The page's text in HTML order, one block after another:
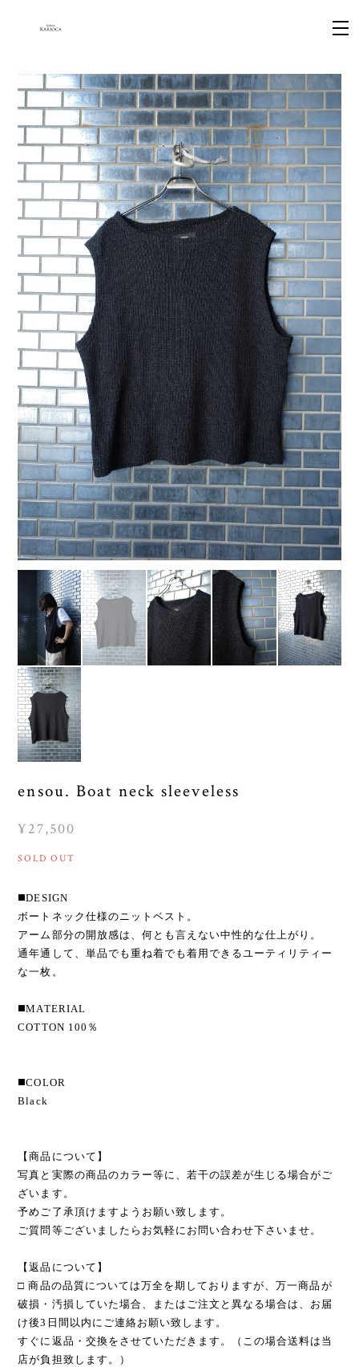
ensou. Boat neck sleeveless
¥27,500
SOLD OUT
◼️DESIGN
ボートネック仕様のニットベスト。
アーム部分の開放感は、何とも言えない中性的な仕上がり。
通年通して、単品でも重ね着でも着用できるユーティリティー
な一枚。
◼️MATERIAL
COTTON 100％
◼️COLOR
Black
【商品について】
写真と実際の商品のカラー等に、若干の誤差が生じる場合がご
ざいます。
予めご了承頂けますようお願い致します。
ご質問等ございましたらお気軽にお問い合わせ下さいませ。
【返品について】
□ 商品の品質については万全を期しておりますが、万一商品が
破損・汚損していた場合、またはご注文と異なる場合は、お届
け後3日間以内にご連絡お願い致します。
すぐに返品・交換をさせていただきます。（この場合送料は当
店が負担致します。）